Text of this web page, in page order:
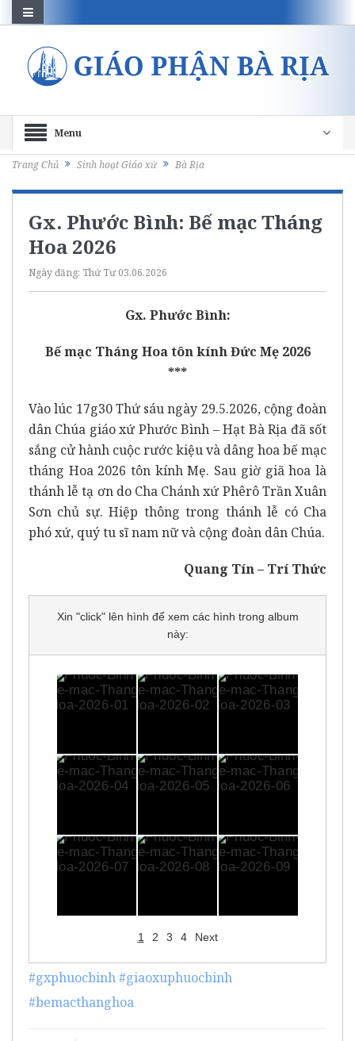
Menu
Trang Chủ Sinh hoạt Giáo xứ Bà Rịa
Gx. Phước Bình: Bế mạc Tháng
Hoa 2026
Ngày đăng: Thứ Tư 03.06.2026
Gx. Phước Bình:
Bế mạc Tháng Hoa tôn kính Đức Mẹ 2026
***
Vào lúc 17g30 Thứ sáu ngày 29.5.2026, cộng đoàn
dân Chúa giáo xứ Phước Bình – Hạt Bà Rịa đã sốt
sắng cử hành cuộc rước kiệu và dâng hoa bế mạc
tháng Hoa 2026 tôn kính Mẹ. Sau giờ giã hoa là
thánh lễ tạ ơn do Cha Chánh xứ Phêrô Trần Xuân
Sơn chủ sự. Hiệp thông trong thánh lễ có Cha
phó xứ, quý tu sĩ nam nữ và cộng đoàn dân Chúa.
Quang Tín – Trí Thức
Xin "click" lên hình để xem các hình trong album
này:
1 2 3 4 Next
#gxphuocbinh#giaoxuphuocbinh
#bemacthanghoa